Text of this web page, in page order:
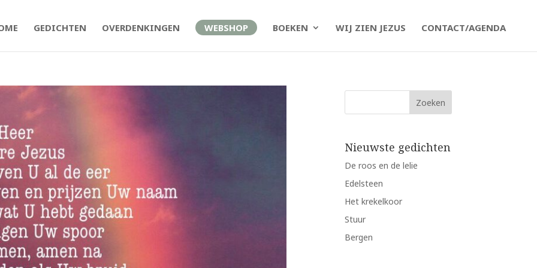
GEDICHTEN OVERDENKINGEN WEBSHOP BOEKEN WIJ ZIEN JEZUS CONTACT/AGENDA
Nieuwste gedichten
De roos en de lelie
Edelsteen
Het krekelkoor
Stuur
Bergen